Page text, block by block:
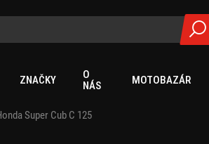
ZNAČKY
O
NÁS
MOTOBAZÁR
Super Cub C 125